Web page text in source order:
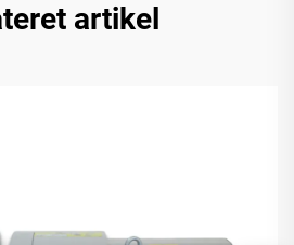
artikel